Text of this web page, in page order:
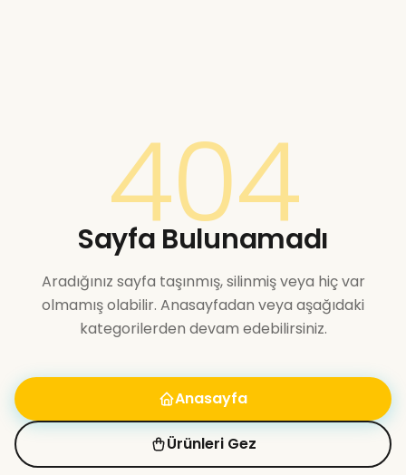
404
Sayfa Bulunamadı
Aradığınız sayfa taşınmış, silinmiş veya hiç var
olmamış olabilir. Anasayfadan veya aşağıdaki
kategorilerden devam edebilirsiniz.
Anasayfa
Ürünleri Gez